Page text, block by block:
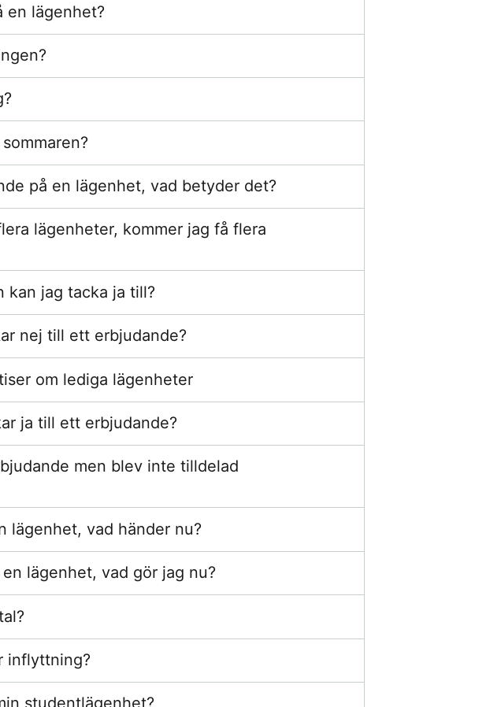
en lägenhet?
på en lägenhet, vad betyder det?
lägenheter, kommer jag få flera
kan jag tacka ja till?
nej till ett erbjudande?
om lediga lägenheter
ja till ett erbjudande?
men blev inte tilldelad
lägenhet, vad händer nu?
lägenhet, vad gör jag nu?
inflyttning?